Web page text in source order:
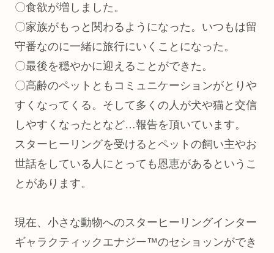
〇食欲が増しました。
〇家族がもっと関わるようになった。いつもは留
守番なのに一緒に旅行にいくことになった。
〇最後を穏やかに迎えることができた。
〇高齢のペットともコミュニケーションがとりや
すくなってくる。そして多くの人が犬や猫と交信
しやすくなったとなど…報告を頂いています。
スターヒーリングを受けるとペットの飼い主やお
世話をしている人にとっても恩恵があるというこ
とがあります。
現在、小さな動物へのスターヒーリングインター
ギャラクティックエナジー™のセショッンができ